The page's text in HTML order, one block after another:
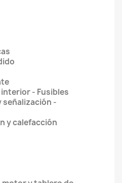
- Fusibles
-
y calefacción